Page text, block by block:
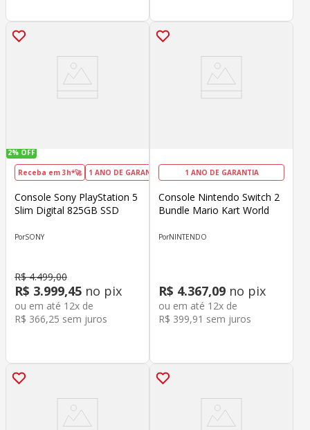
2% OFF
Receba em 3h*🚀 1 ANO DE GARANTIA DIA DOS PAIS
Console Sony PlayStation 5
Slim Digital 825GB SSD
SONY
R$ 4.499,00
R$ 3.999,45 no pix
ou em até 12x de
R$ 366,25 sem juros
1 ANO DE GARANTIA
Console Nintendo Switch 2
Bundle Mario Kart World
NINTENDO
R$ 4.367,09 no pix
ou em até 12x de
R$ 399,91 sem juros